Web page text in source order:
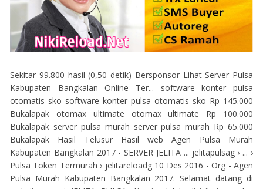
Sekitar 99.800 hasil (0,50 detik) Bersponsor Lihat Server Pulsa
Kabupaten Bangkalan Online Ter... software konter pulsa
otomatis sko software konter pulsa otomatis sko Rp 145.000
Bukalapak otomax ultimate otomax ultimate Rp 100.000
Bukalapak server pulsa murah server pulsa murah Rp 65.000
Bukalapak Hasil Telusur Hasil web Agen Pulsa Murah
Kabupaten Bangkalan 2017 - SERVER JELITA ... jelitapulsag › ... ›
Pulsa Token Termurah › jelitareloadg 10 Des 2016 - Org - Agen
Pulsa Murah Kabupaten Bangkalan 2017. Selamat datang di